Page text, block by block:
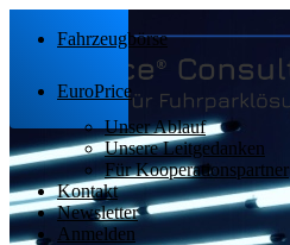
Fahrzeugbörse
EuroPrice
Unser Ablauf
Unsere Leitgedanken
Für Kooperationspartner
Kontakt
Newsletter
Anmelden